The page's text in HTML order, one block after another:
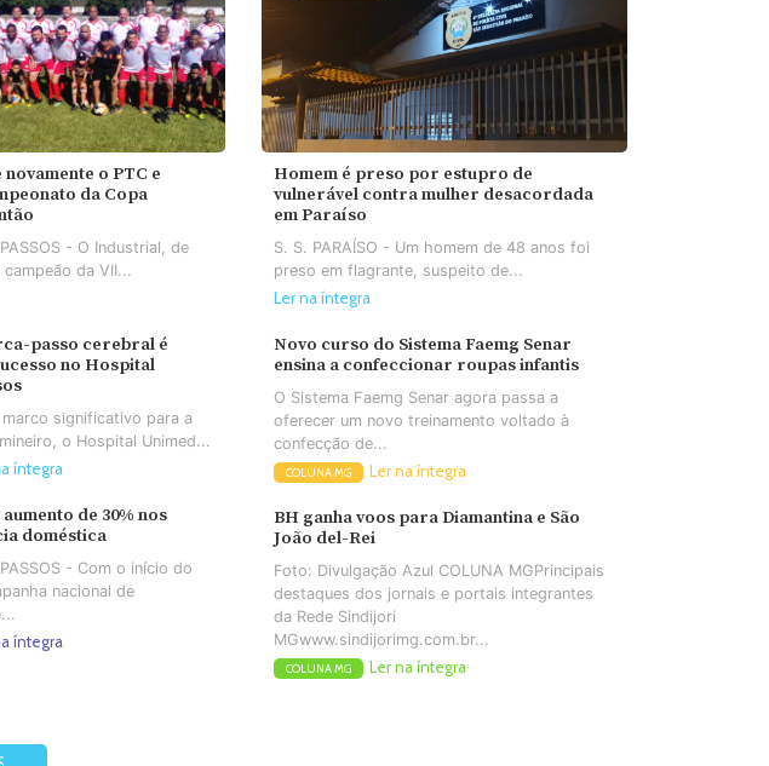
o PTC e
da Copa
- O Industrial, de
da VII...
passo cerebral é
no Hospital
marco significativo para a
o Hospital Unimed...
íntegra
de 30% nos
doméstica
- Com o início do
nacional de
íntegra
Homem é preso por estupro de
vulnerável contra mulher desacordada
em Paraíso
S. S. PARAÍSO - Um homem de 48 anos foi
preso em flagrante, suspeito de...
Ler na íntegra
Novo curso do Sistema Faemg Senar
ensina a confeccionar roupas infantis
O Sistema Faemg Senar agora passa a
oferecer um novo treinamento voltado à
confecção de...
COLUNA MG Ler na íntegra
BH ganha voos para Diamantina e São
João del-Rei
Foto: Divulgação Azul COLUNA MGPrincipais
destaques dos jornais e portais integrantes
da Rede Sindijori
MGwww.sindijorimg.com.br...
COLUNA MG Ler na íntegra